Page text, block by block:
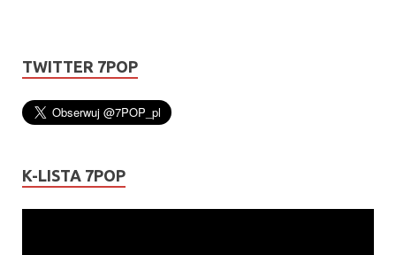
TWITTER 7POP
K-LISTA 7POP